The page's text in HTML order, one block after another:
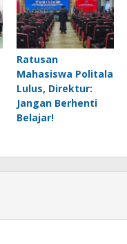
Ratusan
Mahasiswa Politala
Lulus, Direktur:
Jangan Berhenti
Belajar!